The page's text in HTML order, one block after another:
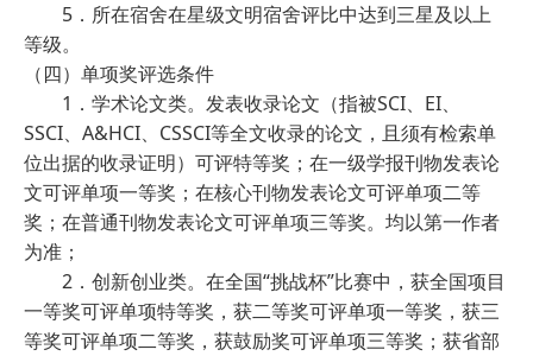
5．所在宿舍在星级文明宿舍评比中达到三星及以上
等级。
（四）单项奖评选条件
1．学术论文类。发表收录论文（指被SCI、EI、
SSCI、A&HCI、CSSCI等全文收录的论文，且须有检索单
位出据的收录证明）可评特等奖；在一级学报刊物发表论
文可评单项一等奖；在核心刊物发表论文可评单项二等
奖；在普通刊物发表论文可评单项三等奖。均以第一作者
为准；
2．创新创业类。在全国“挑战杯”比赛中，获全国项目
一等奖可评单项特等奖，获二等奖可评单项一等奖，获三
等奖可评单项二等奖，获鼓励奖可评单项三等奖；获省部